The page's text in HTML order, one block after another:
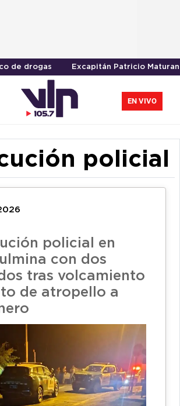
de drogas Excapitán Patricio
EN VIVO
policial
policial en
con dos
tras volcamiento
de atropello a